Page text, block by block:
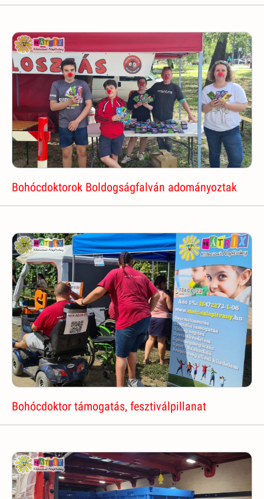
Bohócdoktorok Boldogságfalván adományoztak
Bohócdoktor támogatás, fesztiválpillanat